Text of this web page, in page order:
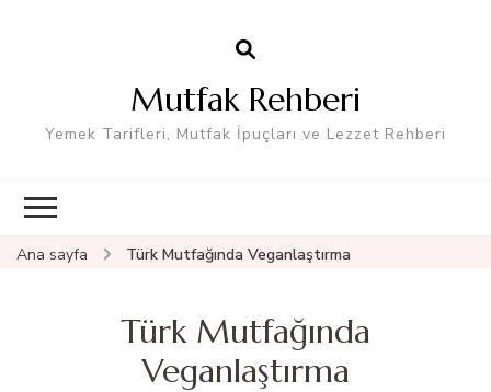
Mutfak Rehberi
Yemek Tarifleri, Mutfak İpuçları ve Lezzet Rehberi
Ana sayfa Türk Mutfağında Veganlaştırma
Türk Mutfağında
Veganlaştırma